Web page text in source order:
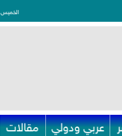
الخميس 6 أغسطس 2026
عربي ودولي مقالات